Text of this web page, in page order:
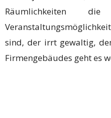
Räumlichkeiten
sind, der irrt gewaltig,
Firmengebäudes geht es